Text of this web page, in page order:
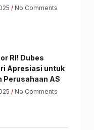
No Comments
RI! Dubes
Apresiasi untuk
Perusahaan AS
No Comments